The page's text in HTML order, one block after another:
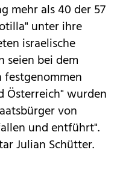
mehr als 40 der 57
unter ihre
israelische
seien bei dem
Österreich" wurden
von
und entführt".
Julian Schütter.